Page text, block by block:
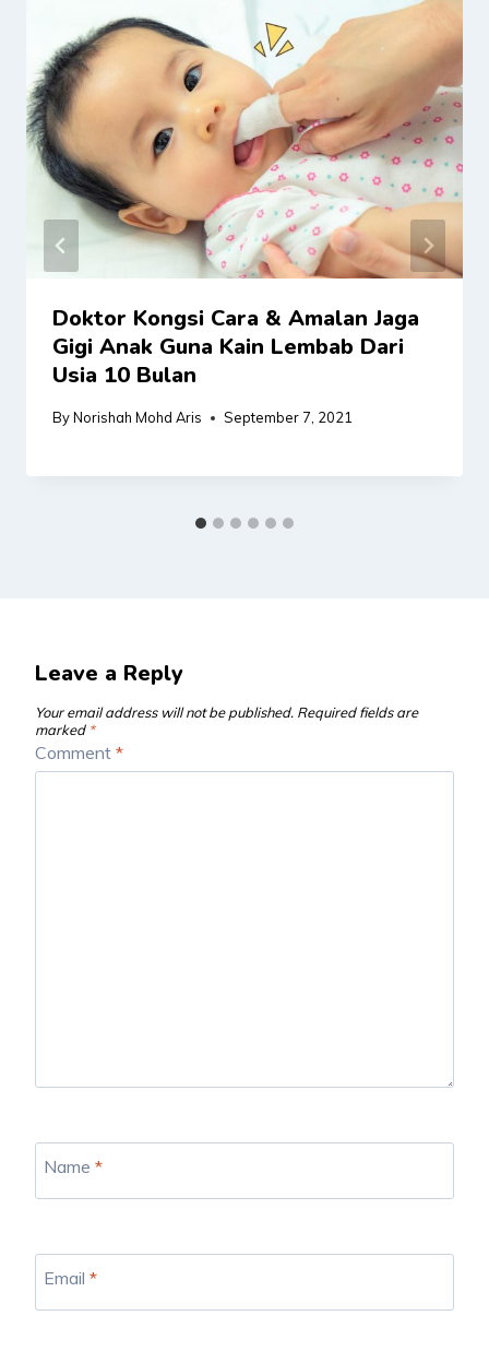
Doktor Kongsi Cara & Amalan Jaga
Gigi Anak Guna Kain Lembab Dari
Usia 10 Bulan
ByNorishah Mohd Aris September 7, 2021
Leave a Reply
Your email address will not be published. Required fields are
marked *
Comment *
Name *
Email *